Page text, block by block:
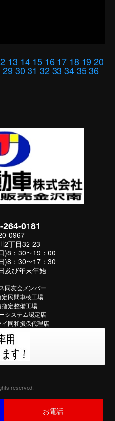
13 14 15 16 17 18 1920
2930 31 3233 343536
0181
0967
2丁目32-23
)8：30〜19：00
〜17：30
及び年末年始
同友会メンバー
民間車検工場
指定整備工場
システム認定店
イ同和損保代理店
reserved.
お電話